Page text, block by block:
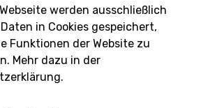
werden ausschließlich
in Cookies gespeichert,
Funktionen der Website zu
Mehr dazu in der
Ansicht